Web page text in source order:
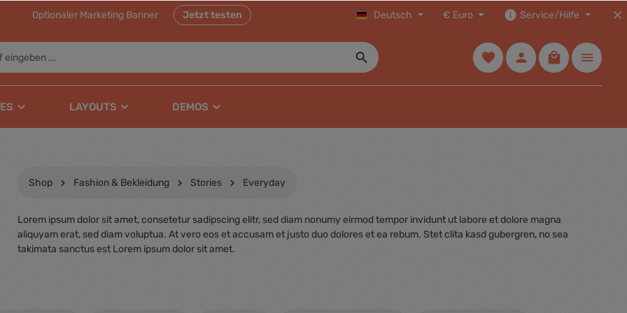
Optionaler Marketing Banner Jetzt testen Deutsch € Euro Service/Hilfe
LAYOUTS DEMOS
Shop Fashion & Bekleidung Stories Everyday
Lorem ipsum dolor sit amet, consetetur sadipscing elitr, sed diam nonumy eirmod tempor invidunt ut labore et dolore magna
aliquyam erat, sed diam voluptua. At vero eos et accusam et justo duo dolores et ea rebum. Stet clita kasd gubergren, no sea
takimata sanctus est Lorem ipsum dolor sit amet.